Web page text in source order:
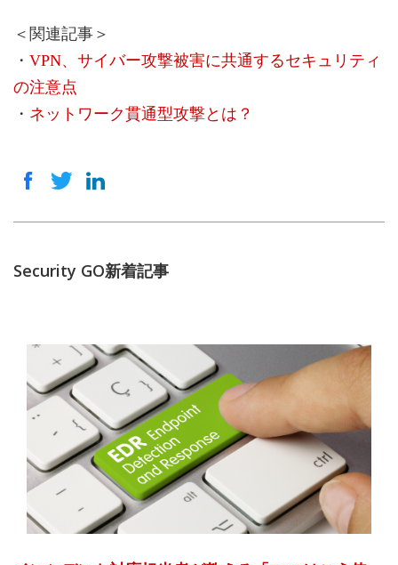
＜関連記事＞
・ VPN、サイバー攻撃被害に共通するセキュリティ
の注意点
・ ネットワーク貫通型攻撃とは？
Security GO新着記事